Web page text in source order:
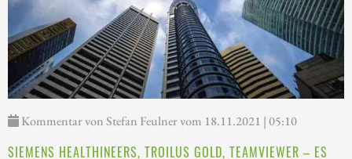
Kommentar von Stefan Feulner vom 18.11.2021 | 05:10
SIEMENS HEALTHINEERS, TROILUS GOLD, TEAMVIEWER – ES